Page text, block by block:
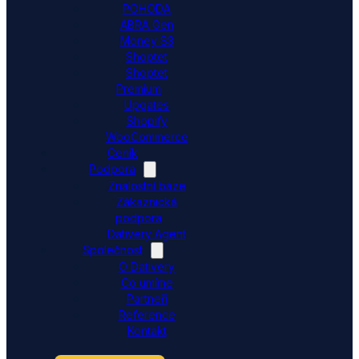
POHODA
ABRA Gen
Money S3
Shoptet
Shoptet
Premium
Upgates
Shopify
WooCommerce
Ceník
Podpora
Znalostní báze
Zákaznická
podpora
Dativery Agent
Společnost
O Dativery
Co umíme
Partneři
Reference
Kontakt